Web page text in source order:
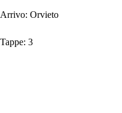
Arrivo: Orvieto
Tappe: 3